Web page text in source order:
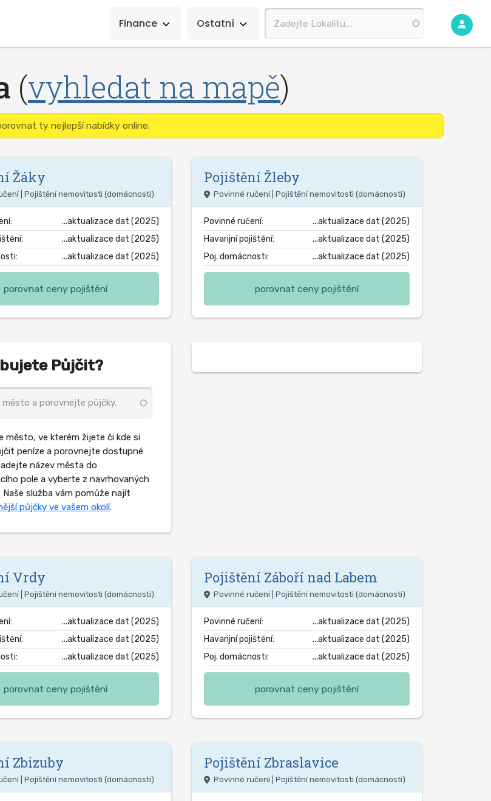
Navigation
Finance Ostatní
(vyhledat na mapě)
ty nejlepší nabídky online.
Žáky
| Pojištění nemovitosti (domácnosti)
...aktualizace dat (2025)
...aktualizace dat (2025)
...aktualizace dat (2025)
porovnat ceny pojištění
Pojištění Žleby
Povinné ručení | Pojištění nemovitosti (domácnosti)
Povinné ručení:
...aktualizace dat (2025)
Havarijní pojištění:
...aktualizace dat (2025)
Poj. domácnosti:
...aktualizace dat (2025)
porovnat ceny pojištění
Půjčit?
město, ve kterém žijete či kde si
peníze a porovnejte dostupné
název města do
pole a vyberte z navrhovaných
služba vám pomůže najít
půjčky ve vašem okolí.
Vrdy
| Pojištění nemovitosti (domácnosti)
...aktualizace dat (2025)
...aktualizace dat (2025)
...aktualizace dat (2025)
porovnat ceny pojištění
Pojištění Záboří nad Labem
Povinné ručení | Pojištění nemovitosti (domácnosti)
Povinné ručení:
...aktualizace dat (2025)
Havarijní pojištění:
...aktualizace dat (2025)
Poj. domácnosti:
...aktualizace dat (2025)
porovnat ceny pojištění
Zbizuby
| Pojištění nemovitosti (domácnosti)
Pojištění Zbraslavice
Povinné ručení | Pojištění nemovitosti (domácnosti)